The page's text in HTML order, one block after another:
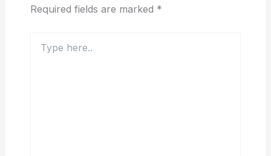
Required fields are marked *
here..